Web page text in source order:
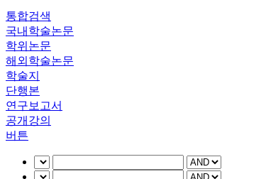
통합검색
국내학술논문
학위논문
해외학술논문
학술지
단행본
연구보고서
공개강의
버튼